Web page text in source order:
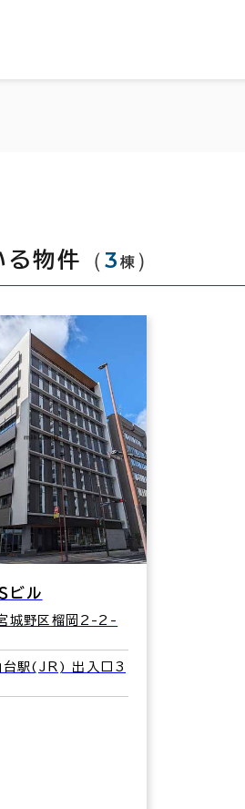
る物件 （3 棟 ）
ビル
城野区榴岡2-2-
台駅(JR) 出入口3